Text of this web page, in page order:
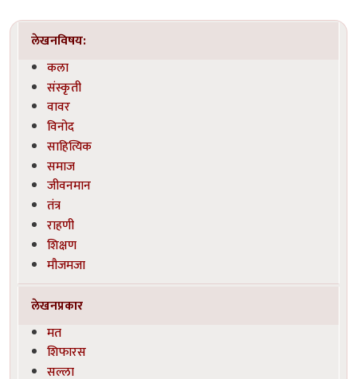
लेखनविषय:
कला
संस्कृती
वावर
विनोद
साहित्यिक
समाज
जीवनमान
तंत्र
राहणी
शिक्षण
मौजमजा
लेखनप्रकार
मत
शिफारस
सल्ला